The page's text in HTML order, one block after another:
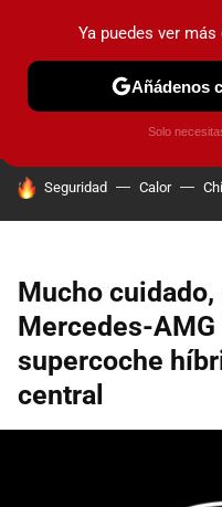
PRUEBAS COCHES
HOY SE HABLA DE
Seguridad Calor
Mucho
Mercedes-
supercoche
central
Ya puedes ver
Añádenos
Solo